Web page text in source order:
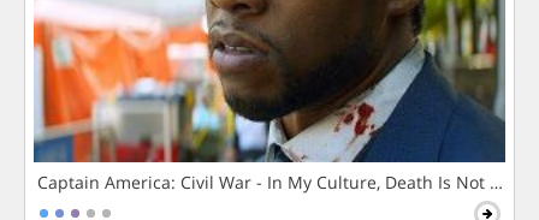
Captain America: Civil War - In My Culture, Death Is Not The